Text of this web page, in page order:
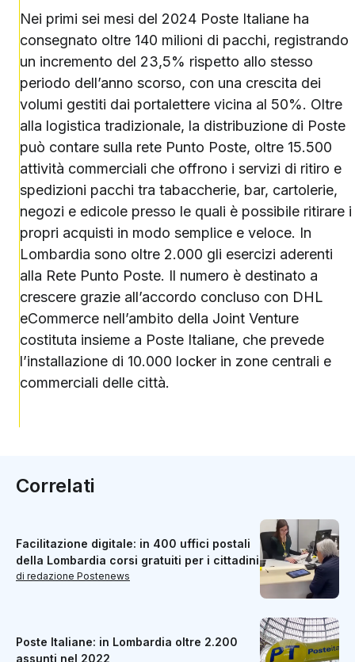
Nei primi sei mesi del 2024 Poste Italiane ha
consegnato oltre 140 milioni di pacchi, registrando
un incremento del 23,5% rispetto allo stesso
periodo dell’anno scorso, con una crescita dei
volumi gestiti dai portalettere vicina al 50%. Oltre
alla logistica tradizionale, la distribuzione di Poste
può contare sulla rete Punto Poste, oltre 15.500
attività commerciali che offrono i servizi di ritiro e
spedizioni pacchi tra tabaccherie, bar, cartolerie,
negozi e edicole presso le quali è possibile ritirare i
propri acquisti in modo semplice e veloce. In
Lombardia sono oltre 2.000 gli esercizi aderenti
alla Rete Punto Poste. Il numero è destinato a
crescere grazie all’accordo concluso con DHL
eCommerce nell’ambito della Joint Venture
costituta insieme a Poste Italiane, che prevede
l’installazione di 10.000 locker in zone centrali e
commerciali delle città.
Correlati
Facilitazione digitale: in 400 uffici postali
della Lombardia corsi gratuiti per i cittadini
di redazione Postenews
Poste Italiane: in Lombardia oltre 2.200
assunti nel 2022